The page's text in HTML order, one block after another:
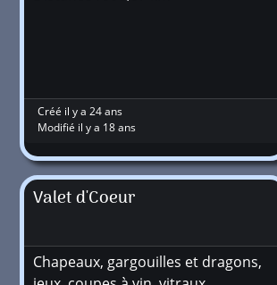
Créé il y a 24 ans
Modifié il y a 18 ans
Valet d'Coeur
Chapeaux, gargouilles et dragons,